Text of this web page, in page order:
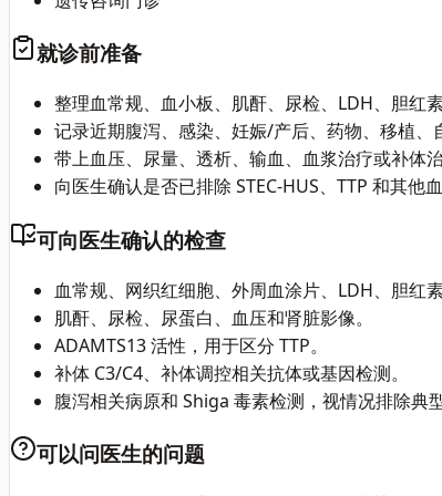
就诊前准备
整理血常规、血小板、肌酐、尿检、LDH、胆红
记录近期腹泻、感染、妊娠/产后、药物、移植、
带上血压、尿量、透析、输血、血浆治疗或补体治
向医生确认是否已排除 STEC-HUS、TTP 和其他
可向医生确认的检查
血常规、网织红细胞、外周血涂片、LDH、胆红
肌酐、尿检、尿蛋白、血压和肾脏影像。
ADAMTS13 活性，用于区分 TTP。
补体 C3/C4、补体调控相关抗体或基因检测。
腹泻相关病原和 Shiga 毒素检测，视情况排除典型
可以问医生的问题